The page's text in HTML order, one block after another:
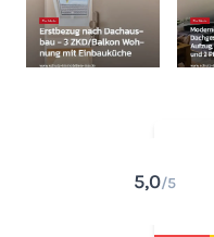
5,0/5